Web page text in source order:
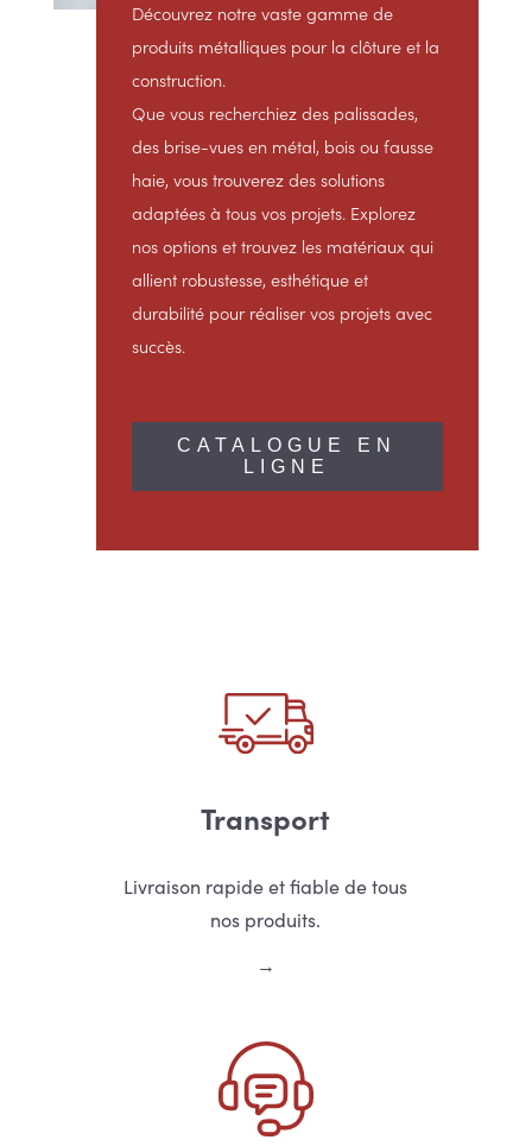
Découvrez notre vaste gamme de
produits métalliques pour la clôture et la
construction.
Que vous recherchiez des palissades,
des brise-vues en métal, bois ou fausse
haie, vous trouverez des solutions
adaptées à tous vos projets. Explorez
nos options et trouvez les matériaux qui
allient robustesse, esthétique et
durabilité pour réaliser vos projets avec
succès.
CATALOGUE EN
LIGNE
Transport
Livraison rapide et fiable de tous
nos produits.